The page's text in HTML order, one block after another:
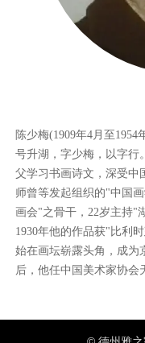
陈少梅(1909年4月至1954
号升湖，字少梅，以字行
父学习书画诗文，深受中
师曾等发起组织的"中国
画会"之骨干，22岁主持"
1930年他的作品获"比利
始在画坛崭露头角，成为
后，他任中国美术家协会